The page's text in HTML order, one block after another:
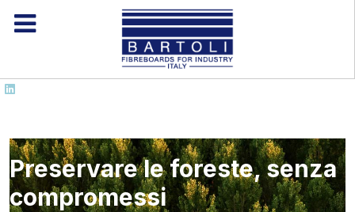
Preservare le foreste, senza
compromessi